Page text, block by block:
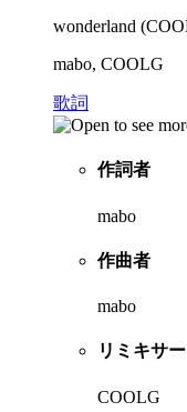
wonderland
mabo, COOLG
歌詞
作詞者
mabo
作曲者
mabo
リミキサー
COOLG